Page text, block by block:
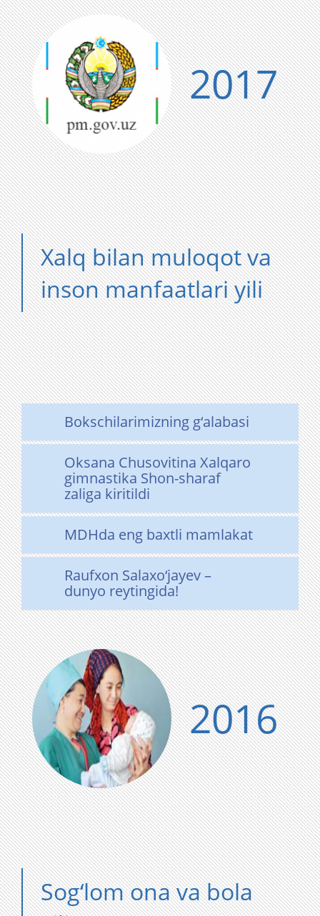
2017
Xalq bilan muloqot va
inson manfaatlari yili
Bokschilarimizning g‘alabasi
Oksana Chusovitina Xalqaro
gimnastika Shon-sharaf
zaliga kiritildi
MDHda eng baxtli mamlakat
Raufxon Salaxo‘jayev –
dunyo reytingida!
2016
Sog‘lom ona va bola